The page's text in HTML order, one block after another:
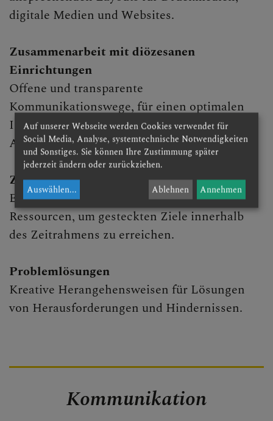
Kirchenmusik
Denkmalpflege
Erwachsenenbildu
ng
Schule &
Hochschule
Pastorales
Personal
Archiv &
Matriken
Buchhaltung &
Pfarrfinanzen
digitale Medien und Websites.
Zusammenarbeit mit diözesanen
Einrichtungen
Offene und transparente
Kommunikationswege, für einen optimalen
Informationsfluss zwischen den diözesanen
Abteilungen.
Zeitmanagement
Effiziente Planung und Nutzung diözesaner
Ressourcen, um gesteckten Ziele innerhalb
des Zeitrahmens zu erreichen.
Problemlösungen
Kreative Herangehensweisen für Lösungen
von Herausforderungen und Hindernissen.
Kommunikation
Auf unserer Webseite werden Cookies verwendet für
Social Media, Analyse, systemtechnische Notwendigkeiten
und Sonstiges. Sie können Ihre Zustimmung später
jederzeit ändern oder zurückziehen.
Auswählen... Ablehnen Annehmen